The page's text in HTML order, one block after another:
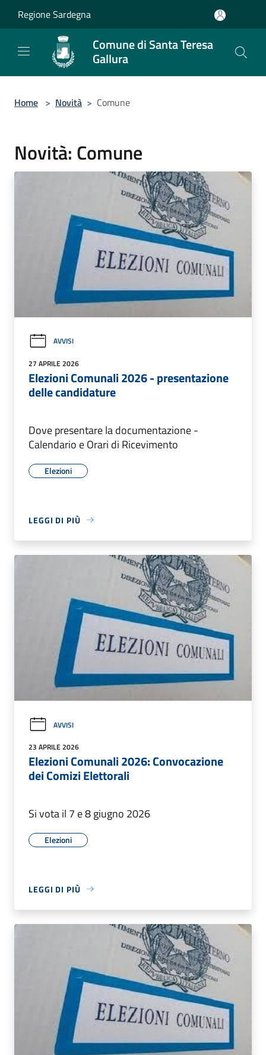
Regione Sardegna
Comune di Santa Teresa
Gallura
Home > Novità > Comune
Novità: Comune
AVVISI
27 APRILE 2026
Elezioni Comunali 2026 - presentazione
delle candidature
Dove presentare la documentazione -
Calendario e Orari di Ricevimento
Elezioni
LEGGI DI PIÙ
AVVISI
23 APRILE 2026
Elezioni Comunali 2026: Convocazione
dei Comizi Elettorali
Si vota il 7 e 8 giugno 2026
Elezioni
LEGGI DI PIÙ